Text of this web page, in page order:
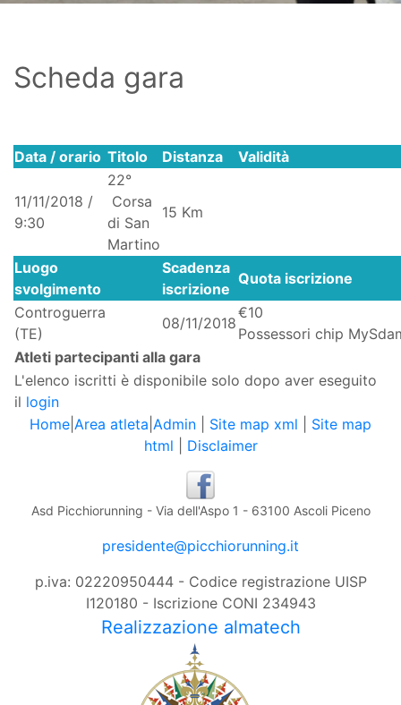
Scheda gara
Data / orario Titolo Distanza Validità
11/11/2018 /
9:30
22°
Corsa
di San
Martino
15 Km
Luogo
svolgimento
Scadenza
iscrizione
Quota iscrizione
Controguerra
(TE)
08/11/2018
€10
Possessori chip
Atleti partecipanti alla gara
L'elenco iscritti è disponibile solo dopo aver eseguito
il login
Home Area atleta Admin Site map xml
Site map
html
Disclaimer
Asd Picchiorunning - Via dell'Aspo 1 - 63100 Ascoli Piceno
presidente@picchiorunning.it
p.iva: 02220950444 - Codice registrazione UISP
I120180 - Iscrizione CONI 234943
Realizzazione almatech